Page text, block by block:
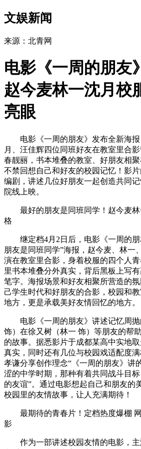
文娱新闻
来源：北青网
电影《一周的朋友
赵今麦林一沈月校
亮眼
电影《一周的朋友》发布全新海
月、汪佳辉四位同班好友在教室里合
春靓丽，书本堆叠的教室、好朋友相
不禁回想自己和好友的校园记忆！影
编剧，讲述几位好朋友一起创造共同
院线上映。
最好的朋友是同班同学！赵今麦
格
继定档4月2日后，电影《一周的
朋友是同班同学”海报，赵今麦、林一
演在教室里合影，身着校服的四个人
里书本堆叠分外真实，背后黑板上写
笔字。海报场景和好友相聚所营造的
己学生时代和好朋友的合影，校园和
地方，更是承载美好友情回忆的地方。
电影《一周的朋友》讲述记忆周
饰）在徐又树（林一 饰）等朋友的帮
的故事。据悉影片于成都某高中实地
真实，同时还有几位与校园戏适配度
孝谦分享创作理念“《一周的朋友》讲
涩的中学时期，那种有着共同战斗目
的友谊”。通过电影想起自己和朋友的
校园里的友情故事，让人充满期待！
最期待的青春片！定档热度爆棚
影
作为一部讲述校园友情的电影，